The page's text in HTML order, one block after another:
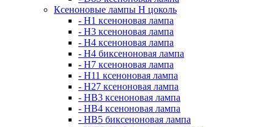
Ксеноновые лампы Н цоколь
- H1 ксеноновая лампа
- H3 ксеноновая лампа
- H4 ксеноновая лампа
- H4 биксеноновая лампа
- H7 ксеноновая лампа
- H11 ксеноновая лампа
- H27 ксеноновая лампа
- HB3 ксеноновая лампа
- HB4 ксеноновая лампа
- HB5 биксеноновая лампа